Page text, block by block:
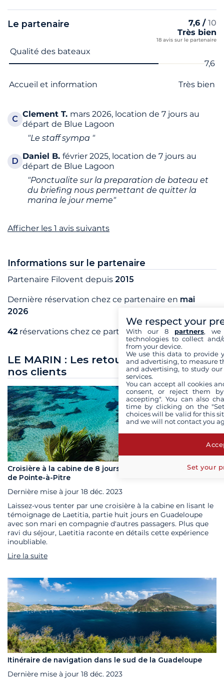
Le partenaire 7,6 / 10
Très bien
18 avis sur le partenaire
Nom du critère Note
Qualité des bateaux
7,6
Accueil et information Très bien
C
Clement T. mars 2026, location de 7 jours au
départ de Blue Lagoon
"Le staff sympa "
D
Daniel B. février 2025, location de 7 jours au
départ de Blue Lagoon
"Ponctualite sur la preparation de bateau et
du briefing nous permettant de quitter la
marina le jour meme"
Afficher les 1 avis suivants
Informations sur le partenaire
Partenaire Filovent depuis 2015
Dernière réservation chez ce partenaire en mai
2026
42 réservations chez ce partenaire
LE MARIN : Les retours de croisière de
nos clients
Croisière à la cabine de 8 jours en Guadeloupe au départ
de Pointe-à-Pitre
Dernière mise à jour 18 déc. 2023
Laissez-vous tenter par une croisière à la cabine en lisant le
témoignage de Laetitia, partie huit jours en Guadeloupe
avec son mari en compagnie d'autres passagers. Plus que
ravi du séjour, Laetitia raconte en détails cette expérience
inoubliable.
Lire la suite
Itinéraire de navigation dans le sud de la Guadeloupe
Dernière mise à jour 18 déc. 2023
We respect your
With our 8 partners, we
technologies to collect
from your device.
We use this data to provide
and advertising, to measure
and advertising, to study
services.
You can accept all cookies
consent, or reject them
accepting". You can also
time by clicking on the
choices will be valid for this
and we will not contact you
Set your